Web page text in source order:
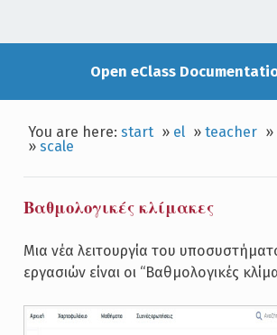
Open eClass
You are here:start » el »teacher »
»scale
Βαθμολογικές κλίμακες
Μια νέα λειτουργία του
εργασιών είναι οι “Βαθμολογικές